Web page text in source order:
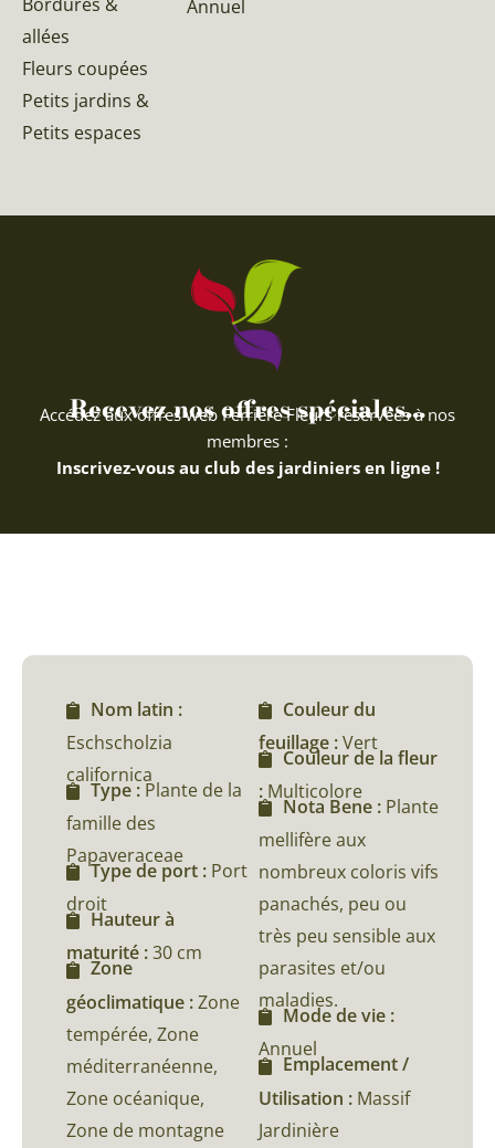
allées
Fleurs coupées
Petits jardins &
Petits espaces
Annuel
Recevez nos offres spéciales...
Accédez aux offres web Ferriere Fleurs réservées à nos
membres :
Inscrivez-vous au club des jardiniers en ligne !
Nom latin :
Eschscholzia
californica
Type : Plante de la
famille des
Papaveraceae
Type de port : Port
droit
Hauteur à
maturité :30 cm
Zone
géoclimatique :Zone
tempérée, Zone
méditerranéenne,
Zone océanique,
Zone de montagne
Couleur du
feuillage :Vert
Couleur de la fleur
: Multicolore
Nota Bene : Plante
mellifère aux
nombreux coloris vifs
panachés, peu ou
très peu sensible aux
parasites et/ou
maladies.
Mode de vie :
Annuel
Emplacement /
Utilisation : Massif
Jardinière